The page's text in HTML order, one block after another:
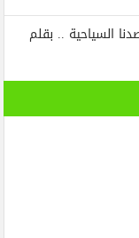
السياحية .. بقلم